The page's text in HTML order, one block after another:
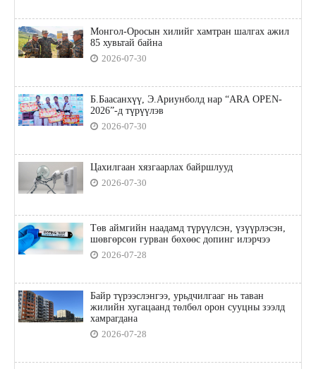
Монгол-Оросын хилийг хамтран шалгах ажил
85 хувьтай байна
2026-07-30
Б.Баасанхүү, Э.Ариунболд нар “ARA OPEN-
2026”-д түрүүлэв
2026-07-30
Цахилгаан хязгаарлах байршлууд
2026-07-30
Төв аймгийн наадамд түрүүлсэн, үзүүрлэсэн,
шөвгөрсөн гурван бөхөөс допинг илэрчээ
2026-07-28
Байр түрээслэнгээ, урьдчилгааг нь таван
жилийн хугацаанд төлбөл орон сууцны зээлд
хамрагдана
2026-07-28